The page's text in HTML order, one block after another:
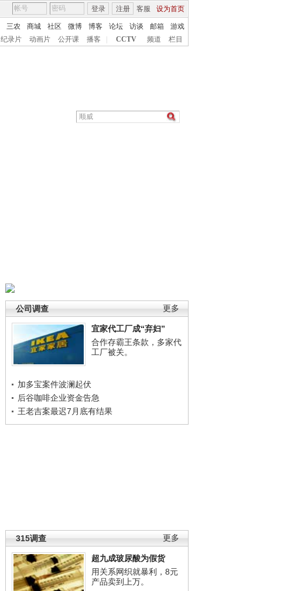
客服 设为首页
登录 注册
三农 商城 社区 微博 博客 论坛 访谈 邮箱
游戏
纪录片 动画片 公开课 播客 CCTV 频道 栏目
更多
公司调查
宜家代工厂成“弃妇”
合作存霸王条款，多家代
工厂被关。
加多宝案件波澜起伏
后谷咖啡企业资金告急
王老吉案最迟7月底有结果
更多
315调查
超九成玻尿酸为假货
用关系网织就暴利，8元
产品卖到上万。